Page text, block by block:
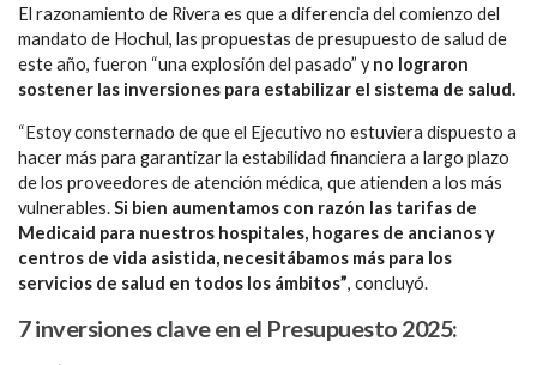
El razonamiento de Rivera es que a diferencia del comienzo del
mandato de Hochul, las propuestas de presupuesto de salud de
este año, fueron “una explosión del pasado” yno lograron
sostener las inversiones para estabilizar el sistema de salud.
“Estoy consternado de que el Ejecutivo no estuviera dispuesto a
hacer más para garantizar la estabilidad financiera a largo plazo
de los proveedores de atención médica, que atienden a los más
vulnerables.Si bien aumentamos con razón las tarifas de
Medicaid para nuestros hospitales, hogares de ancianos y
centros de vida asistida, necesitábamos más para los
servicios de salud en todos los ámbitos”, concluyó.
7 inversiones clave en el Presupuesto 2025: